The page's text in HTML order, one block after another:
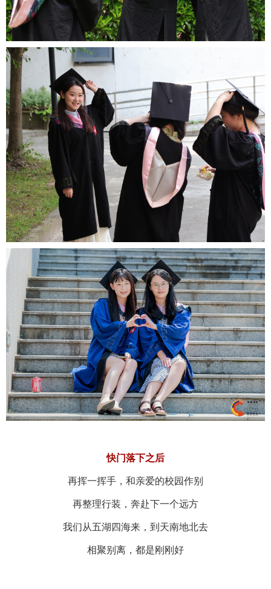
快门落下之后
再挥一挥手，和亲爱的校园作别
再整理行装，奔赴下一个远方
我们从五湖四海来，到天南地北去
相聚别离，都是刚刚好